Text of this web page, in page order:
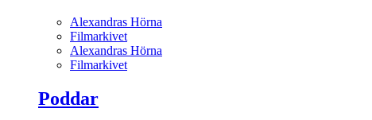
Alexandras Hörna
Filmarkivet
Alexandras Hörna
Filmarkivet
Poddar